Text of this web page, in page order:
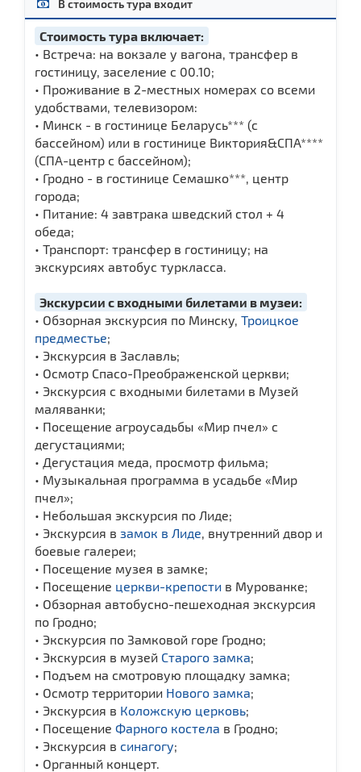
В стоимость тура входит
Стоимость тура включает:
• Встреча: на вокзале у вагона, трансфер в
гостиницу, заселение с 00.10;
• Проживание в 2-местных номерах со всеми
удобствами, телевизором:
• Минск - в гостинице Беларусь*** (с
бассейном) или в гостинице Виктория&СПА****
(СПА-центр с бассейном);
• Гродно - в гостинице Семашко***, центр
города;
• Питание: 4 завтрака шведский стол + 4
обеда;
• Транспорт: трансфер в гостиницу; на
экскурсиях автобус туркласса.
Экскурсии с входными билетами в музеи:
• Обзорная экскурсия по Минску, Троицкое
предместье;
• Экскурсия в Заславль;
• Осмотр Спасо-Преображенской церкви;
• Экскурсия с входными билетами в Музей
маляванки;
• Посещение агроусадьбы «Мир пчел» с
дегустациями;
• Дегустация меда, просмотр фильма;
• Музыкальная программа в усадьбе «Мир
пчел»;
• Небольшая экскурсия по Лиде;
• Экскурсия в замок в Лиде , внутренний двор и
боевые галереи;
• Посещение музея в замке;
• Посещение церкви-крепости в Мурованке;
• Обзорная автобусно-пешеходная экскурсия
по Гродно;
• Экскурсия по Замковой горе Гродно;
• Экскурсия в музей Старого замка;
• Подъем на смотровую площадку замка;
• Осмотр территории Нового замка;
• Экскурсия в Коложскую церковь;
• Посещение Фарного костела в Гродно;
• Экскурсия в синагогу;
• Органный концерт.